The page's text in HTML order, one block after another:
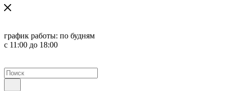
график работы: по будням
с 11:00 до 18:00